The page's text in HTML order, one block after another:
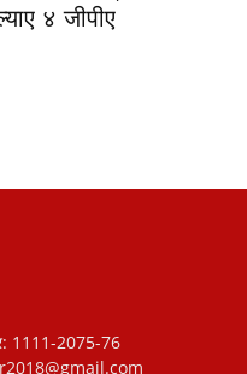
४ जीपीए
1111-2075-76